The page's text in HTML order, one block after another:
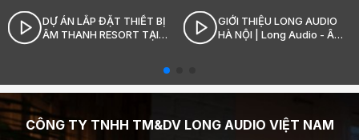
DỰ ÁN LẮP ĐẶT THIẾT BỊ
ÂM THANH RESORT TẠI
GIỚI THIỆU LONG AUDIO
HÀ NỘI | Long Audio - Âm
CÔNG TY TNHH TM&DV LONG AUDIO VIỆT NAM